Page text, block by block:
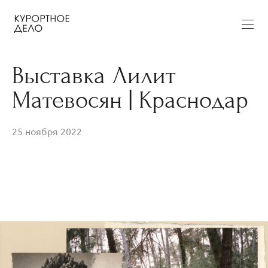
Выставка Лилит
Матевосян | Краснодар
25 ноября 2022